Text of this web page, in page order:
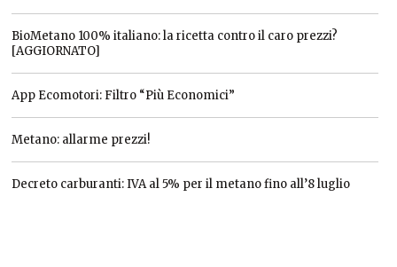
BioMetano 100% italiano: la ricetta contro il caro prezzi?
[AGGIORNATO]
App Ecomotori: Filtro “Più Economici”
Metano: allarme prezzi!
Decreto carburanti: IVA al 5% per il metano fino all’8 luglio